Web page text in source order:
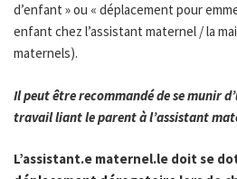
d’enfant » ou « déplacement pour
enfant chez l’assistant maternel / la
maternels).
Il peut être recommandé de se munir
travail liant le parent à l’assistant
L’assistant.e maternel.le doit se